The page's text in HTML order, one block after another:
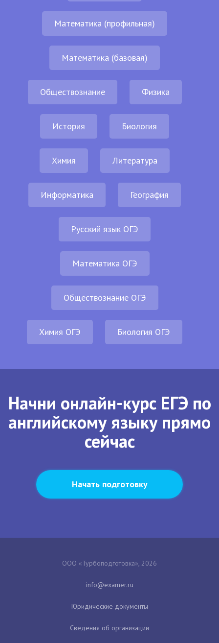
Математика (профильная)
Математика (базовая)
Обществознание Физика
История Биология
Химия Литература
Информатика География
Русский язык ОГЭ
Математика ОГЭ
Обществознание ОГЭ
Химия ОГЭ Биология ОГЭ
Начни онлайн-курс ЕГЭ по
английскому языку прямо
сейчас
Начать подготовку
ООО «Турбоподготовка», 2026
Юридические документы
Сведения об организации